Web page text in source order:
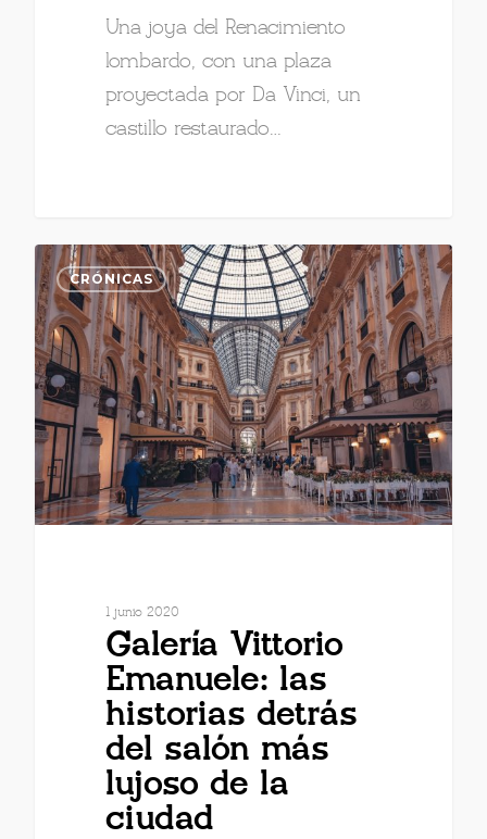
Una joya del Renacimiento
lombardo, con una plaza
proyectada por Da Vinci, un
castillo restaurado…
CRÓNICAS
1 junio 2020
Galería Vittorio
Emanuele: las
historias detrás
del salón más
lujoso de la
ciudad